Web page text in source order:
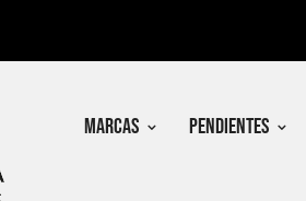
MARCAS PENDIENTES